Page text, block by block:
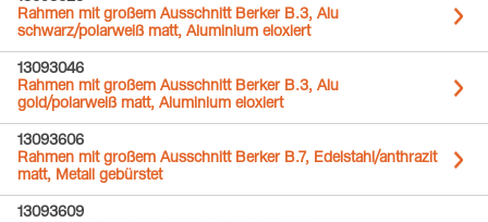
Rahmen mit großem Ausschnitt Berker B.3, Alu
schwarz/polarweiß matt, Aluminium eloxiert
13093046
Rahmen mit großem Ausschnitt Berker B.3, Alu
gold/polarweiß matt, Aluminium eloxiert
13093606
Rahmen mit großem Ausschnitt Berker B.7, Edelstahl/anthrazit
matt, Metall gebürstet
13093609